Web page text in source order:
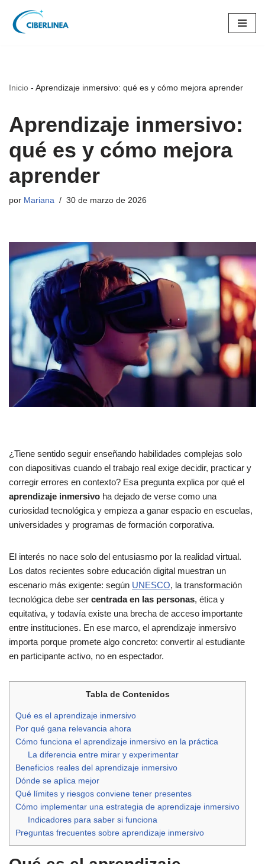
Saltar
Inicio - Aprendizaje inmersivo: qué es y cómo mejora aprender
Aprendizaje inmersivo:
qué es y cómo mejora
aprender
por Mariana 30 de marzo de 2026
¿Tiene sentido seguir enseñando habilidades complejas solo
con diapositivas cuando el trabajo real exige decidir, practicar y
corregir errores en contexto? Esa pregunta explica por qué el
aprendizaje inmersivo ha dejado de verse como una
curiosidad tecnológica y empieza a ganar espacio en escuelas,
universidades y programas de formación corporativa.
El interés no nace solo del entusiasmo por la realidad virtual.
Los datos recientes sobre educación digital muestran un
escenario más exigente: según UNESCO, la transformación
tecnológica debe ser centrada en las personas, ética y
equitativa, y todavía existe una brecha de acceso importante
entre instituciones. En ese marco, el aprendizaje inmersivo
importa porque promete algo concreto: convertir al estudiante
en participante activo, no en espectador.
Tabla de Contenidos
Qué es el aprendizaje inmersivo
Por qué gana relevancia ahora
Cómo funciona el aprendizaje inmersivo en la práctica
La diferencia entre mirar y experimentar
Beneficios reales del aprendizaje inmersivo
Dónde se aplica mejor
Qué límites y riesgos conviene tener presentes
Cómo implementar una estrategia de aprendizaje inmersivo
Indicadores para saber si funciona
Preguntas frecuentes sobre aprendizaje inmersivo